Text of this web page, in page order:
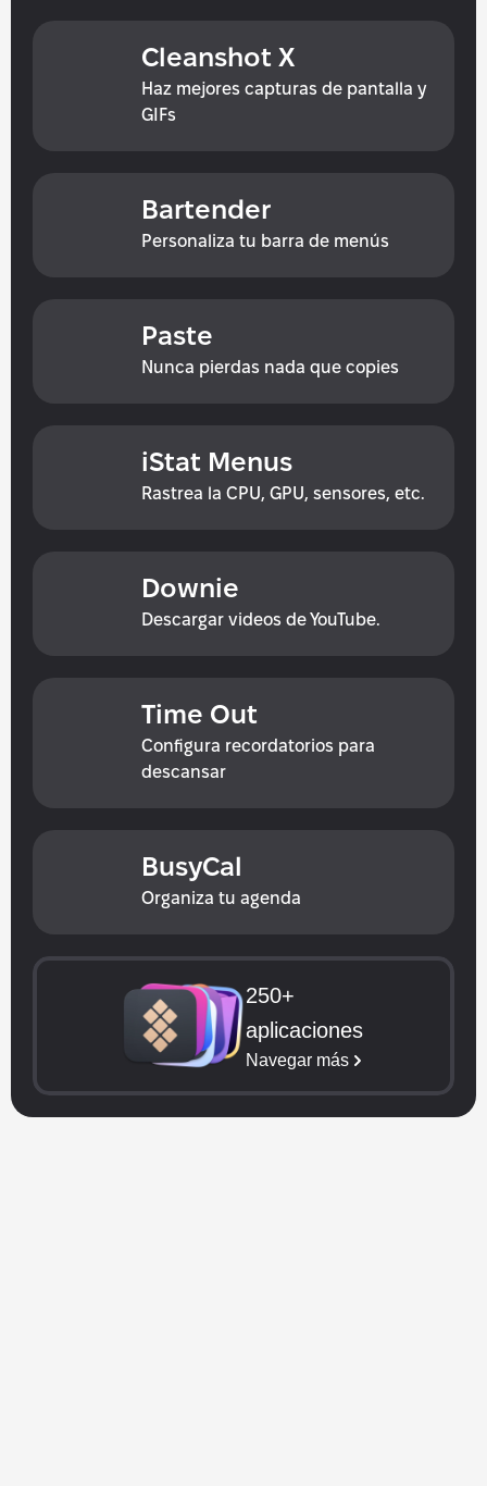
Cleanshot X
Haz mejores capturas de pantalla y
GIFs
Bartender
Personaliza tu barra de menús
Paste
Nunca pierdas nada que copies
iStat Menus
Rastrea la CPU, GPU, sensores, etc.
Downie
Descargar videos de YouTube.
Time Out
Configura recordatorios para
descansar
BusyCal
Organiza tu agenda
250+
aplicaciones
Navegar más